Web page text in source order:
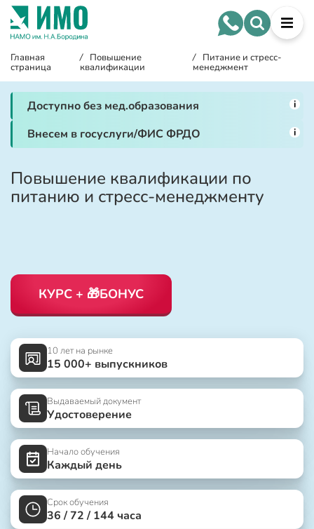
Главная
страница
/ Повышение
квалификации
/ Питание и стресс-
менеджмент
Доступно без мед.образования i
Внесем в госуслуги/ФИС ФРДО i
Повышение квалификации по
питанию и стресс-менеджменту
КУРС + 🎁БОНУС
10 лет на рынке
15 000+ выпускников
Выдаваемый документ
Удостоверение
Начало обучения
Каждый день
Срок обучения
36 / 72 / 144 часа